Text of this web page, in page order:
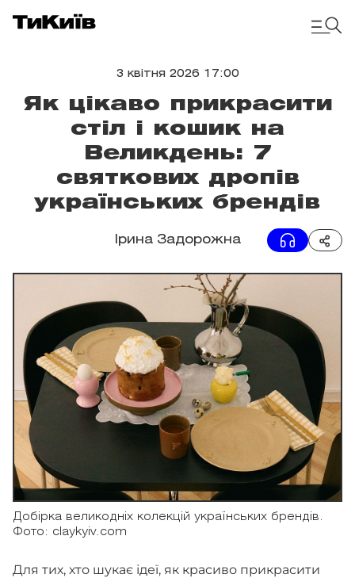
3 квітня 2026 17:00
Як цікаво прикрасити
стіл і кошик на
Великдень: 7
святкових дропів
українських брендів
Ірина Задорожна
Добірка великодніх колекцій українських брендів.
Фото: claykyiv.com
Для тих, хто шукає ідеї, як красиво прикрасити